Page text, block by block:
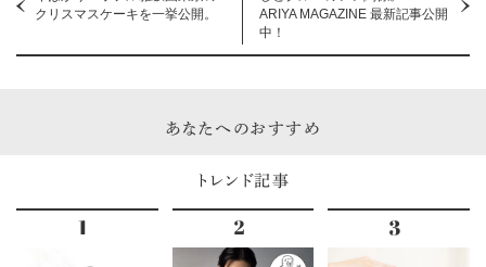
クリスマスケーキを一挙公開。
ARIYA MAGAZINE 最新記事公開
中！
あなたへのおすすめ
トレンド記事